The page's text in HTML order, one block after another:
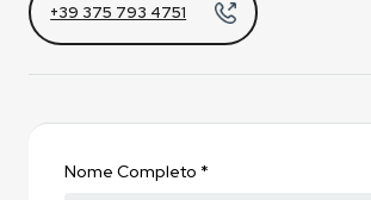
+39 375 793 4751
Nome Completo *